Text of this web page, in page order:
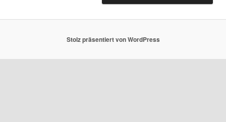
Stolz präsentiert von WordPress